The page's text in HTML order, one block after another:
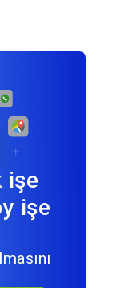
işe
işe